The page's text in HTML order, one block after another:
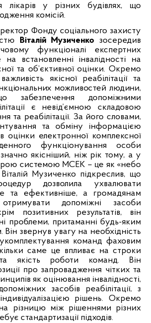
лікарів у різних будівлях, що
комісій.
Фонду соціального захисту
Віталій Музиченкозосередив
функціоналі експертних
встановленні інвалідності на
та об’єктивної оцінки. Окремо
якісної реабілітації та
можливостей людини,
забезпечення допоміжними
є невід’ємною складовою
та реабілітації. За його словами,
та обміну інформацією
оцінки електронної комплексної
функціонування особи
якісніший, ніж рік тому, а у
системою МСЕК – це як «небо
Музиченко підкреслив, що
дозволила ухвалювати
та ефективніше, а громадянам
допоміжні засоби
позитивних результатів, він
проблеми, притаманні будь-яким
звернув увагу на необхідність
команд фаховим
саме це впливає на строки
якість роботи команд. Він
про запровадження чітких та
як оцінювання інвалідності,
засобів реабілітації, з
рішень. Окремо
різницю між рішеннями різних
стандартизації підходів.